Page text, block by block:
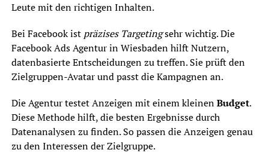
Leute mit den richtigen Inhalten.
Bei Facebook ist präzises Targetingsehr wichtig. Die
Facebook Ads Agentur in Wiesbaden hilft Nutzern,
datenbasierte Entscheidungen zu treffen. Sie prüft den
Zielgruppen-Avatar und passt die Kampagnen an.
Die Agentur testet Anzeigen mit einem kleinenBudget.
Diese Methode hilft, die besten Ergebnisse durch
Datenanalysen zu finden. So passen die Anzeigen genau
zu den Interessen der Zielgruppe.